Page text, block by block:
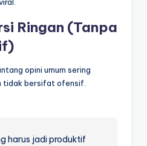
Ringan (Tanpa
opini umum sering
tidak bersifat ofensif.
harus jadi produktif